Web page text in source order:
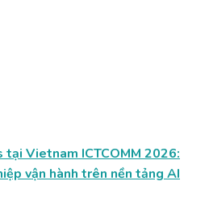
Vietnam ICTCOMM 2026:
vận hành trên nền tảng AI